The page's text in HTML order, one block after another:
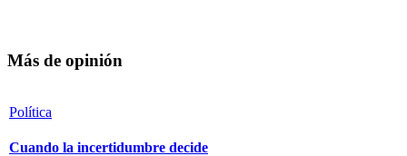
Más de opinión
Política
Cuando la incertidumbre decide